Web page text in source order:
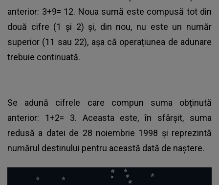
anterior: 3+9= 12. Noua sumă este compusă tot din
două cifre (1 și 2) și, din nou, nu este un număr
superior (11 sau 22), așa că operațiunea de adunare
trebuie continuată.
Se adună cifrele care compun suma obținută
anterior: 1+2= 3. Aceasta este, în sfârșit, suma
redusă a datei de 28 noiembrie 1998 și reprezintă
numărul destinului pentru această dată de naștere.